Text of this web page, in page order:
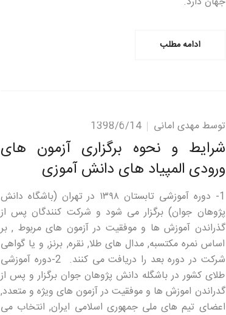
ادامه مطلب
توسط مهدی امانی 1398/6/14
شرایط و نحوه برگزاری آزمون های
ورودی المپیاد های دانش آموزی
1- دوره آموزشی تابستان ۱۳۹۸ در تهران (باشگاه دانش
پژوهان جوان) برگزار می شود و شرکت کنندگان پس از
گذراندن آموزش ها و موفقیت در آزمون های مربوط , بر
اساس نمره مکتسبه, مدال های طلا, نقره, برنز, و یا گواهی
شرکت در دوره بعد را دریافت می کنند. 2-دوره آموزشی
طلای کشور در باشگله دانش پژوهان جوان برگزار و پس از
گدراندن اموزش ها و موفقیت در آزمون های ویژه و متعدد,
اعضای تیم های ملی جمهوری اسلامی ایران, انتخاب می